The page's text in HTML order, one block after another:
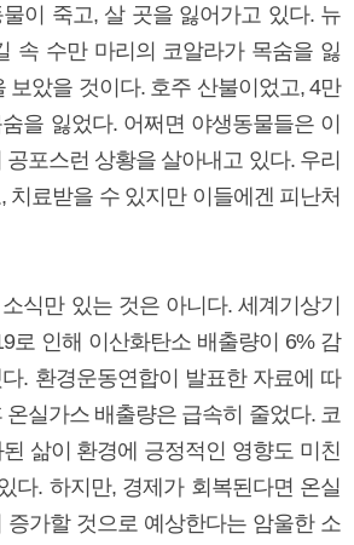
이 죽고, 살 곳을 잃어가고 있다. 뉴
속 수만 마리의 코알라가 목숨을 잃
보았을 것이다. 호주 산불이었고, 4만
을 잃었다. 어쩌면 야생동물들은 이
포스런 상황을 살아내고 있다. 우리
치료받을 수 있지만 이들에겐 피난처
식만 있는 것은 아니다. 세계기상기
로 인해 이산화탄소 배출량이 6% 감
. 환경운동연합이 발표한 자료에 따
온실가스 배출량은 급속히 줄었다. 코
삶이 환경에 긍정적인 영향도 미친
다. 하지만, 경제가 회복된다면 온실
증가할 것으로 예상한다는 암울한 소